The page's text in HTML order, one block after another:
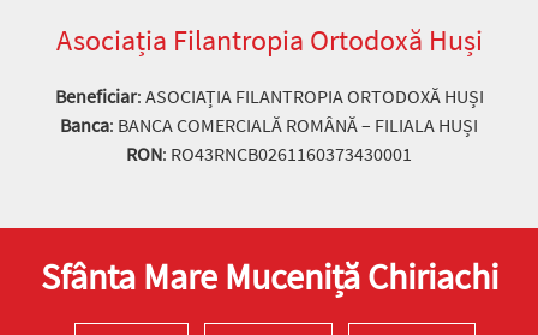
Asociația Filantropia Ortodoxă Huși
Beneficiar: ASOCIAȚIA FILANTROPIA ORTODOXĂ HUȘI
Banca: BANCA COMERCIALĂ ROMÂNĂ – FILIALA HUȘI
RON: RO43RNCB0261160373430001
Sfânta Mare Muceniță Chiriachi